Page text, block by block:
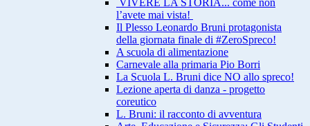
VIVERE LA STORIA... come non
l’avete mai vista!
Il Plesso Leonardo Bruni protagonista
della giornata finale di #ZeroSpreco!
A scuola di alimentazione
Carnevale alla primaria Pio Borri
La Scuola L. Bruni dice NO allo spreco!
Lezione aperta di danza - progetto
coreutico
L. Bruni: il racconto di avventura